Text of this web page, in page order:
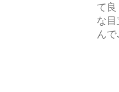
て
な
ん